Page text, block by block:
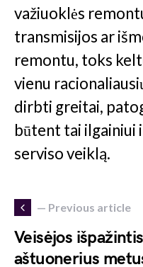
važiuoklės
transmisijos ar
remontu, toks
vienu
dirbti greitai,
būtent tai ilgainiui
serviso veiklą.
— Previous article
Veisėjos
aštuonerius